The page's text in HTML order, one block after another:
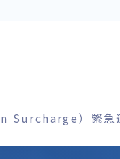
Surcharge）緊急